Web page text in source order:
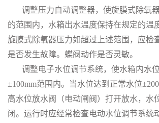
调整压力自动调整器，使旋膜式除氧
的范围内，水箱出水温度保持在规定的温
旋膜式除氧器压力如超过上述范围，应检
是否发生故障。蝶阀动作是否灵敏。
调整电子水位调节系统，使水箱内水
±100mm范围内。当水位达到正常水位
高水位放水阀（电动闸阀）打开放水，水
闭。运行时应经常检查电动水位调节系统